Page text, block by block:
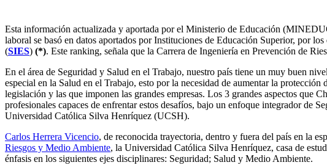
Esta información actualizada y aportada por el Ministerio de Educación
laboral se basó en datos aportados por Instituciones de Educación Superior, por
(SIES) (*). Este ranking, señala que la Carrera de Ingeniería en Prevención de
En el área de Seguridad y Salud en el Trabajo, nuestro país tiene un muy buen
especial en la Salud en el Trabajo, esto por la necesidad de aumentar la
legislación y las que imponen las grandes empresas. Los 3 grandes aspectos que
profesionales capaces de enfrentar estos desafíos, bajo un enfoque integrador de
Universidad Católica Silva Henríquez (UCSH).
Carlos Herrera Vicencio, de reconocida trayectoria, dentro y fuera del país en la
Riesgos y Medio Ambiente, la Universidad Católica Silva Henríquez, casa de
énfasis en los siguientes ejes disciplinares: Seguridad; Salud y Medio Ambiente.